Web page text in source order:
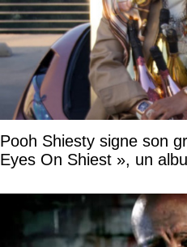
Pooh Shiesty signe son
Eyes On Shiest », un